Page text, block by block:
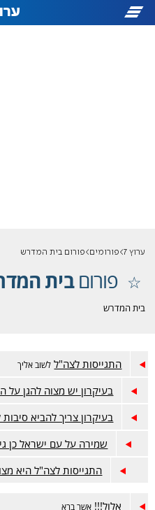
ערוץ 7 פורומים פורום בית המדרש
פורוםבית
בית המדרש
התגייסות לצה"ל לשוב אליך
בעיקרון יש מצוה להגן על
בעיקרון צריך להביא
שמירה על עם ישראל כן
התגייסות לצה"ל היא
אלול!!! אשר ברא